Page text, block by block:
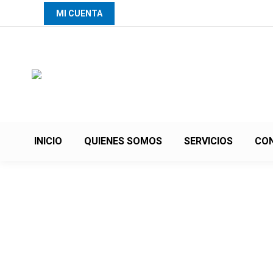
MI CUENTA
INICIO QUIENES SOMOS SERVICIOS